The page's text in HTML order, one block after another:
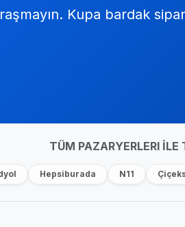
Kupa bardak
TÜM PAZARYERLERI
Hepsiburada N11